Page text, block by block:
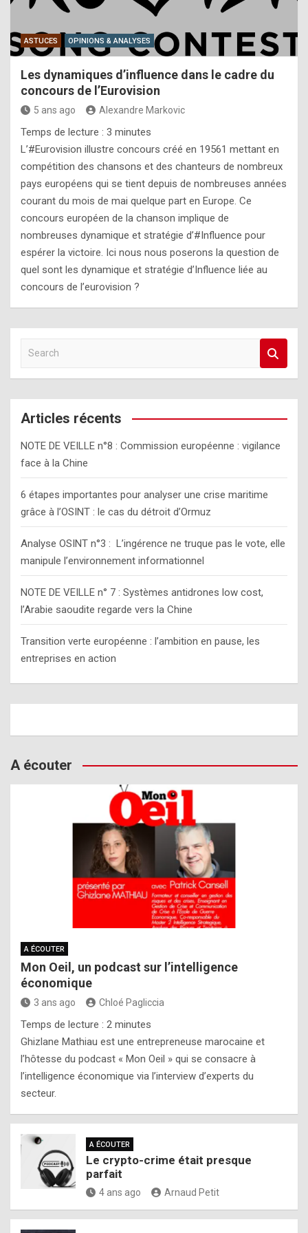
ASTUCES OPINIONS & ANALYSES
Les dynamiques d’influence dans le cadre du
concours de l’Eurovision
5 ans ago Alexandre Markovic
Temps de lecture : 3 minutes
L’#Eurovision illustre concours créé en 19561 mettant en
compétition des chansons et des chanteurs de nombreux
pays européens qui se tient depuis de nombreuses années
courant du mois de mai quelque part en Europe. Ce
concours européen de la chanson implique de
nombreuses dynamique et stratégie d’#Influence pour
espérer la victoire. Ici nous nous poserons la question de
quel sont les dynamique et stratégie d’Influence liée au
concours de l’eurovision ?
a
r
c
Articles récents
NOTE DE VEILLE n°8 : Commission européenne : vigilance
face à la Chine
6 étapes importantes pour analyser une crise maritime
grâce à l’OSINT : le cas du détroit d’Ormuz
Analyse OSINT n°3 : L’ingérence ne truque pas le vote, elle
manipule l’environnement informationnel
NOTE DE VEILLE n° 7 : Systèmes antidrones low cost,
l’Arabie saoudite regarde vers la Chine
Transition verte européenne : l’ambition en pause, les
entreprises en action
A écouter
A ÉCOUTER
Mon Oeil, un podcast sur l’intelligence
économique
3 ans ago Chloé Pagliccia
Temps de lecture : 2 minutes
Ghizlane Mathiau est une entrepreneuse marocaine et
l’hôtesse du podcast « Mon Oeil » qui se consacre à
l’intelligence économique via l’interview d’experts du
secteur.
A ÉCOUTER
Le crypto-crime était presque
parfait
4 ans ago Arnaud Petit